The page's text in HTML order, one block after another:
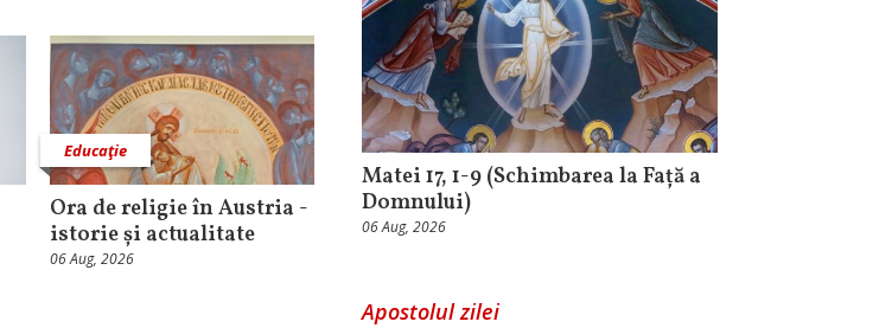
Educaţie
Ora de religie în Austria -
istorie și actualitate
06 Aug, 2026
Matei 17, 1-9 (Schimbarea la Față a
Domnului)
06 Aug, 2026
Apostolul zilei